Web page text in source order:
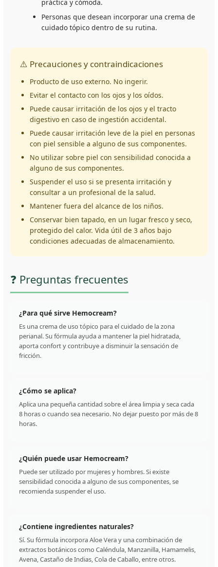
práctica y cómoda.
Personas que desean incorporar una crema de
cuidado tópico dentro de su rutina.
⚠️ Precauciones y contraindicaciones
Producto de uso externo. No ingerir.
Evitar el contacto con los ojos y los oídos.
Puede causar irritación de los ojos y el tracto
digestivo en caso de ingestión accidental.
Puede causar irritación leve de la piel en personas
con piel sensible a alguno de sus componentes.
No utilizar sobre piel con sensibilidad conocida a
alguno de sus componentes.
Suspender el uso si se presenta irritación y
consultar a un profesional de la salud.
Mantener fuera del alcance de los niños.
Conservar bien tapado, en un lugar fresco y seco,
protegido del calor. Vida útil de 3 años bajo
condiciones adecuadas de almacenamiento.
❓ Preguntas frecuentes
¿Para qué sirve Hemocream?
Es una crema de uso tópico para el cuidado de la zona
perianal. Su fórmula ayuda a mantener la piel hidratada,
aporta confort y contribuye a disminuir la sensación de
fricción.
¿Cómo se aplica?
Aplica una pequeña cantidad sobre el área limpia y seca cada
8 horas o cuando sea necesario. No dejar puesto por más de 8
horas.
¿Quién puede usar Hemocream?
Puede ser utilizado por mujeres y hombres. Si existe
sensibilidad conocida a alguno de sus componentes, se
recomienda suspender el uso.
¿Contiene ingredientes naturales?
Sí. Su fórmula incorpora Aloe Vera y una combinación de
extractos botánicos como Caléndula, Manzanilla, Hamamelis,
Avena, Castaño de Indias, Cola de Caballo, entre otros.